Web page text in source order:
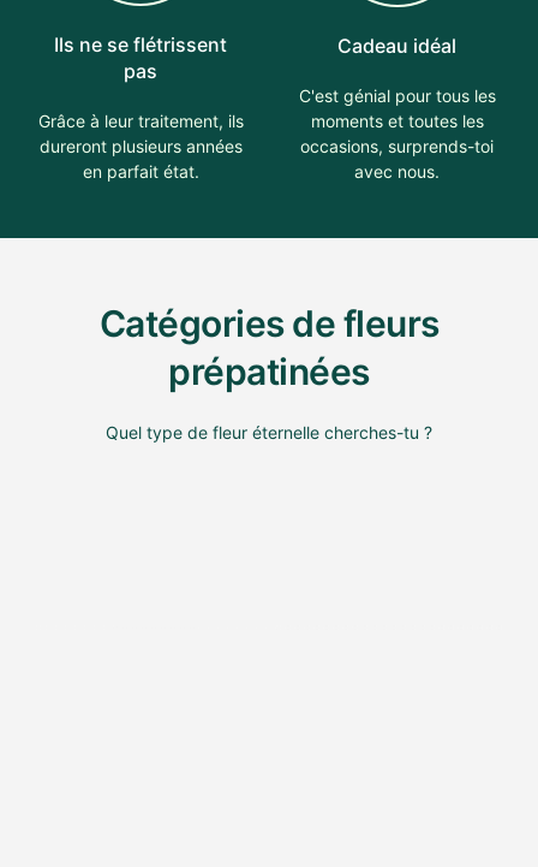
Ils ne se flétrissent
pas
Grâce à leur traitement, ils
dureront plusieurs années
en parfait état.
Cadeau idéal
C'est génial pour tous les
moments et toutes les
occasions, surprends-toi
avec nous.
Catégories de fleurs
prépatinées
Quel type de fleur éternelle cherches-tu ?